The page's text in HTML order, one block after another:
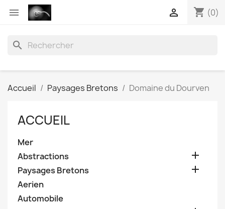
 shopping_cart (0)

search
Accueil Paysages Bretons Domaine du Dourven
ACCUEIL
Mer
Abstractions

Paysages Bretons 
Aerien
Automobile